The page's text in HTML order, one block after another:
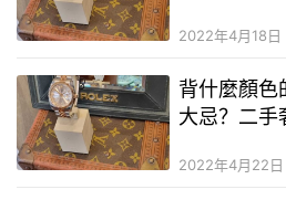
什么区别
2022年4月18日
背什麼顏色
大忌？二手
2022年4月22日